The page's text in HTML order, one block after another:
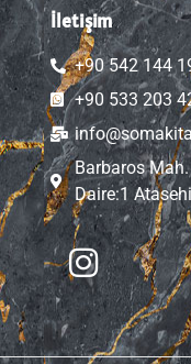
İletişim
+90 542 144
+90 533 203
Barbaros
Daire:1